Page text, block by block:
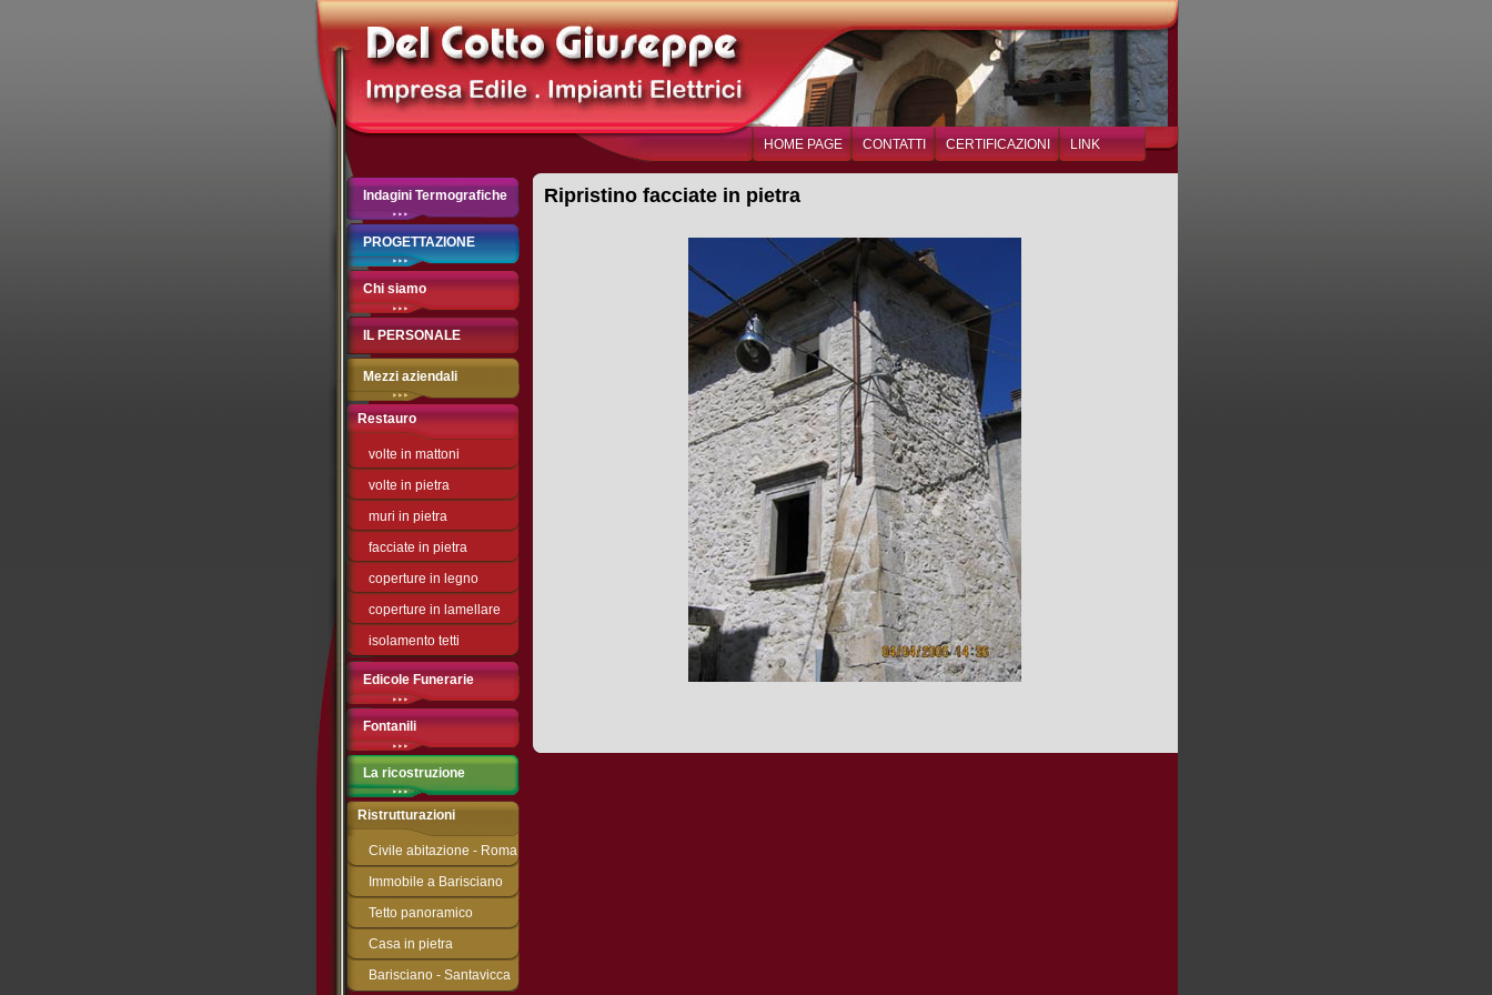
HOME PAGE CONTATTI CERTIFICAZIONI LINK
Indagini Termografiche
PROGETTAZIONE
Chi siamo
IL PERSONALE
Mezzi aziendali
Restauro
volte in mattoni
volte in pietra
muri in pietra
facciate in pietra
coperture in legno
coperture in lamellare
isolamento tetti
Edicole Funerarie
Fontanili
La ricostruzione
Ristrutturazioni
Civile abitazione - Roma
Immobile a Barisciano
Tetto panoramico
Casa in pietra
Barisciano - Santavicca
Ripristino facciate in pietra